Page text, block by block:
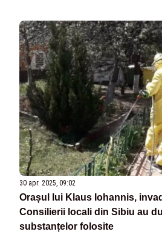
30 apr. 2025, 09:02
Orașul lui Klaus Iohannis,
Consilierii locali din Sibiu au
substanțelor folosite